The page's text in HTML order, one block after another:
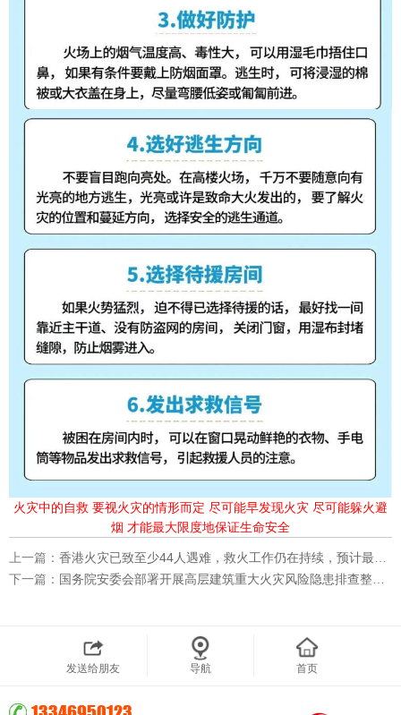
火灾中的自救 要视火灾的情形而定 尽可能早发现火灾 尽可能躲火避
烟 才能最大限度地保证生命安全
上一篇： 香港火灾已致至少44人遇难，救火工作仍在持续，预计最早将持续到今天傍晚；火灾现场设限飞区，建筑物外墙保护网等疑未符合防火标准
下一篇： 国务院安委会部署开展高层建筑重大火灾风险隐患排查整治行动
发送给朋友 导航 首页